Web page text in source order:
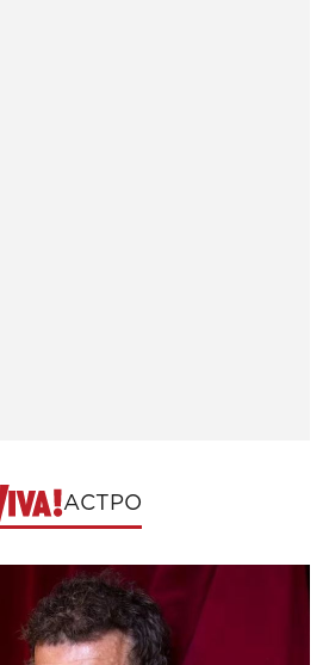
АСТРО